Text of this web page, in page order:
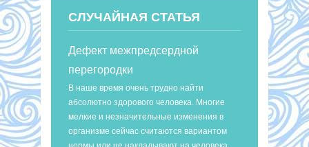
СЛУЧАЙНАЯ СТАТЬЯ
Дефект межпредсердной
перегородки
В наше время очень трудно найти
абсолютно здорового человека. Многие
мелкие и незначительные изменения в
организме сейчас считаются вариантом